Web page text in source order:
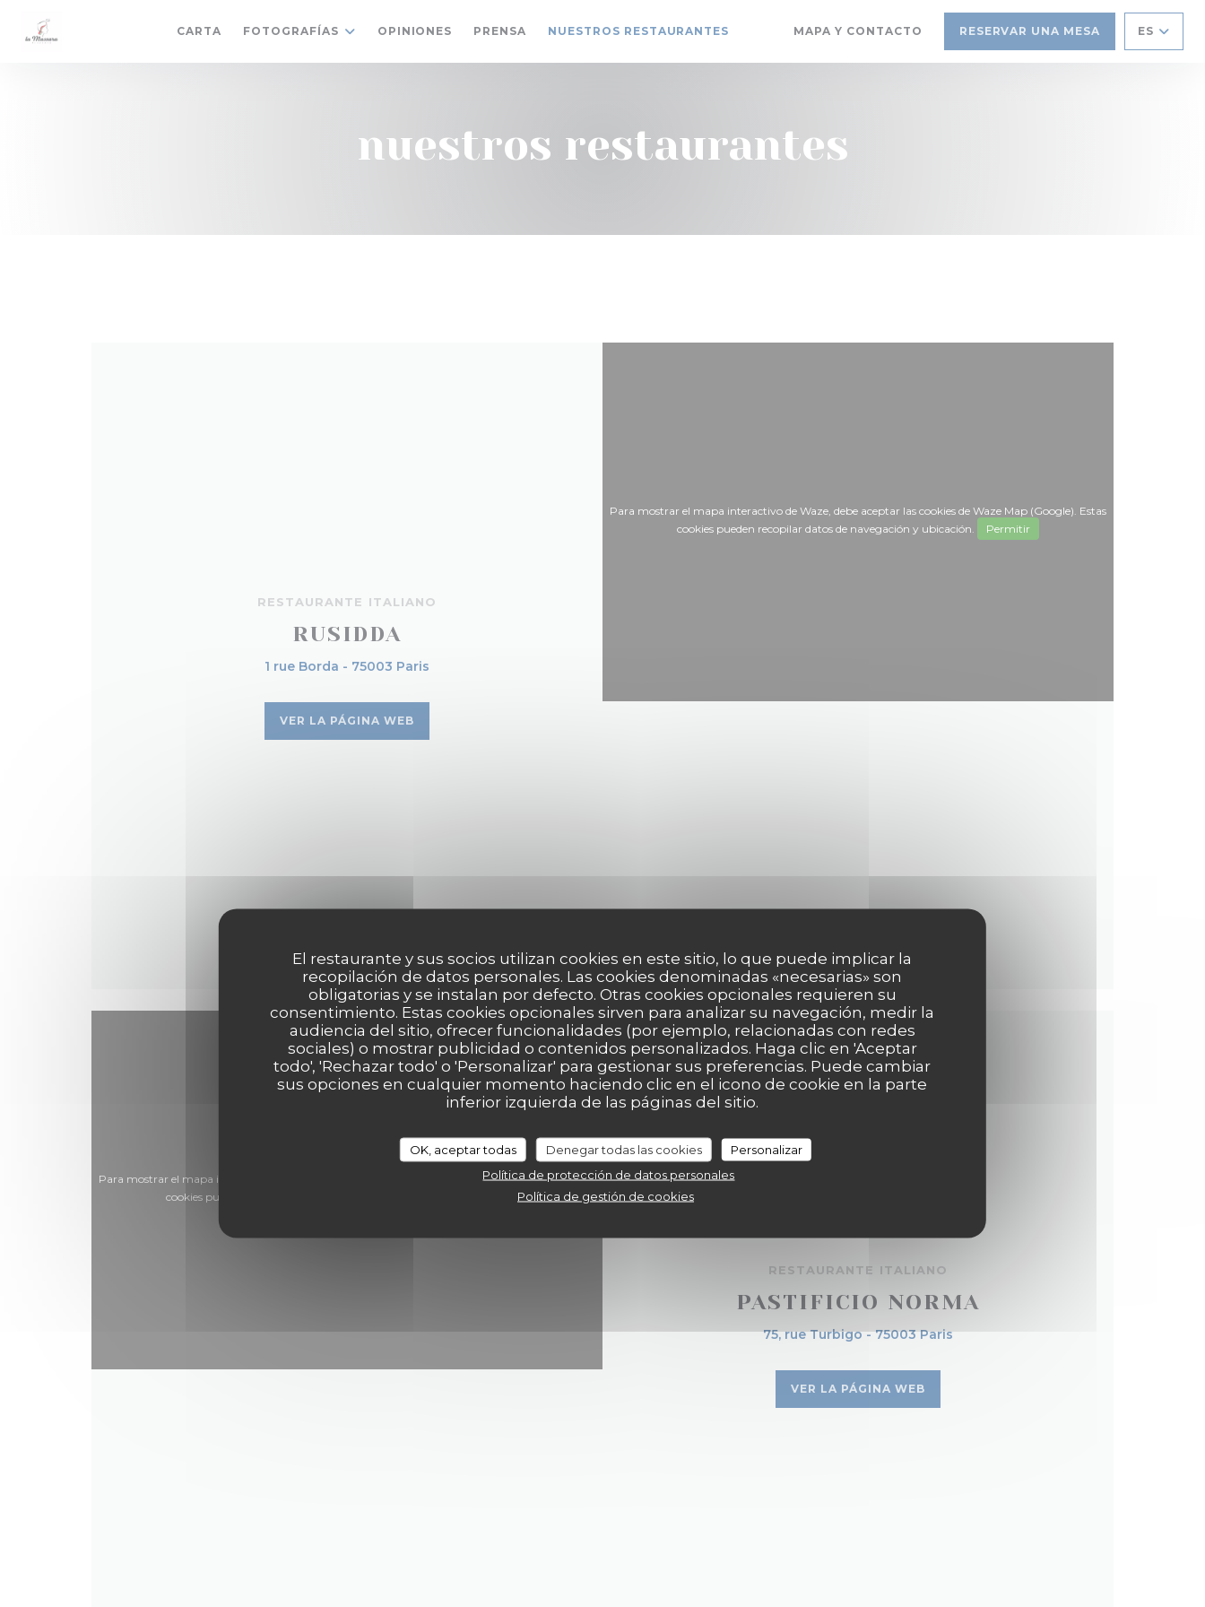
El restaurante y sus socios utilizan cookies en este sitio, lo que puede implicar la
recopilación de datos personales. Las cookies denominadas «necesarias» son
obligatorias y se instalan por defecto. Otras cookies opcionales requieren su
consentimiento. Estas cookies opcionales sirven para analizar su navegación, medir la
audiencia del sitio, ofrecer funcionalidades (por ejemplo, relacionadas con redes
sociales) o mostrar publicidad o contenidos personalizados. Haga clic en 'Aceptar
todo', 'Rechazar todo' o 'Personalizar' para gestionar sus preferencias. Puede cambiar
sus opciones en cualquier momento haciendo clic en el icono de cookie en la parte
inferior izquierda de las páginas del sitio.
OK, aceptar todas Denegar todas las cookies
Personalizar
Política de protección de datos personales
Política de gestión de cookies
CARTA FOTOGRAFÍAS OPINIONES PRENSA NUESTROS RESTAURANTES MAPA Y CONTACTO RESERVAR UNA MESA ES
nuestros restaurantes
RESTAURANTE ITALIANO
RUSIDDA
1 rue Borda - 75003 Paris
VER LA PÁGINA WEB
Para mostrar el mapa interactivo de Waze, debe aceptar las cookies de Waze Map (Google). Estas
cookies pueden recopilar datos de navegación y ubicación.
Permitir
RESTAURANTE ITALIANO
PASTIFICIO NORMA
75, rue Turbigo - 75003 Paris
VER LA PÁGINA WEB
Para mostrar el mapa interactivo de Waze, debe aceptar las cookies de Waze Map (Google). Estas
cookies pueden recopilar datos de navegación y ubicación.
Permitir